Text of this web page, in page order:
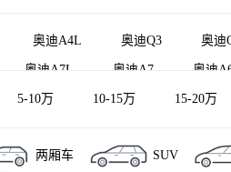
奥
奥迪A4L 奥迪Q3 奥迪
奥迪A7L 奥迪A7 奥迪
Q2L e-tron 奥迪TT 奥迪A4(
S5 奥迪e-tron(进口) 奥迪
5-10万 10-15万 15-20万
两厢车 SUV